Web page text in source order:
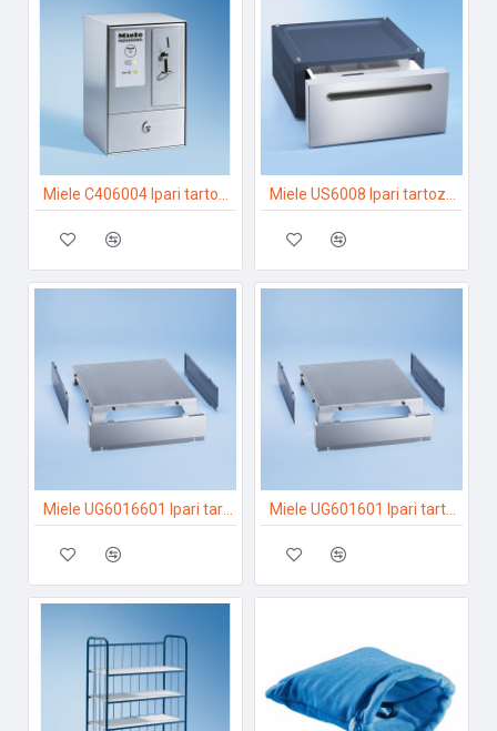
Miele UG601601 Ipari tartozékok